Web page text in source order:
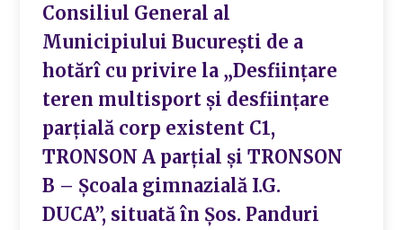
Consiliul General al
Municipiului București de a
hotărî cu privire la „Desființare
teren multisport și desființare
parțială corp existent C1,
TRONSON A parțial și TRONSON
B – Școala gimnazială I.G.
DUCA”, situată în Șos. Panduri